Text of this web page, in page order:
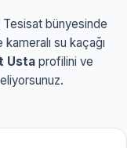
bünyesinde
su kaçağı
Usta profilini ve